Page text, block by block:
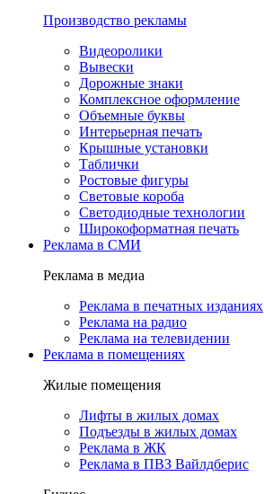
Производство рекламы
Видеоролики
Вывески
Дорожные знаки
Комплексное оформление
Объемные буквы
Интерьерная печать
Крышные установки
Таблички
Ростовые фигуры
Световые короба
Светодиодные технологии
Широкоформатная печать
Реклама в СМИ
Реклама в медиа
Реклама в печатных изданиях
Реклама на радио
Реклама на телевидении
Реклама в помещениях
Жилые помещения
Лифты в жилых домах
Подъезды в жилых домах
Реклама в ЖК
Реклама в ПВЗ Вайлдберис